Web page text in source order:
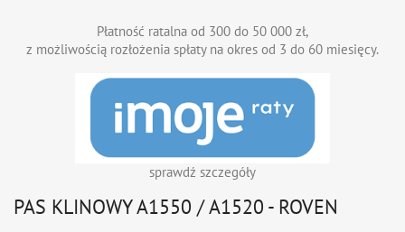
Płatność ratalna od 300 do 50 000 zł,
z możliwością rozłożenia spłaty na okres od 3 do 60 miesięcy.
sprawdź szczegóły
PAS KLINOWY A1550 / A1520 - ROVEN